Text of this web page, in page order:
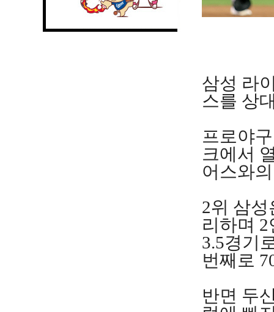
삼성 라
스를 상
프로야
크에서
어스와
2위 삼
리하며
3.5경기
번째로
반면 두